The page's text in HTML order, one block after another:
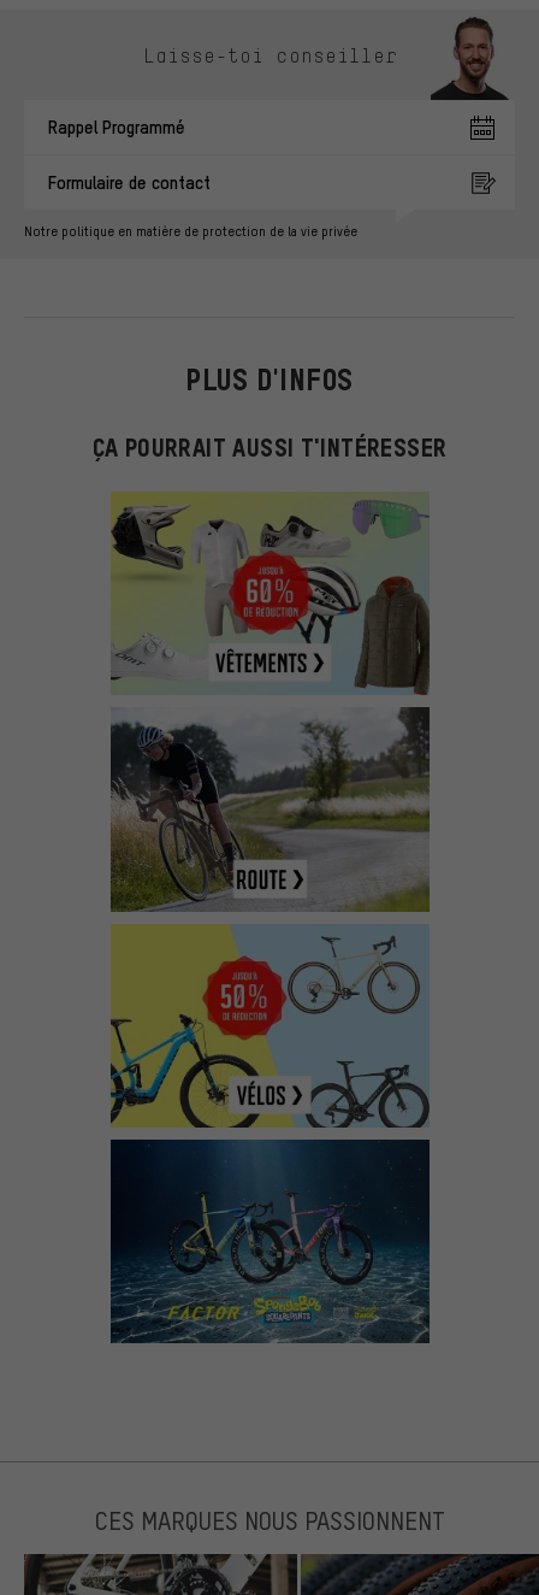
Laisse-toi conseiller
Rappel Programmé
Formulaire de contact
Notre politique en matière de protection de la vie privée
PLUS D'INFOS
ÇA POURRAIT AUSSI T'INTÉRESSER
CES MARQUES NOUS PASSIONNENT